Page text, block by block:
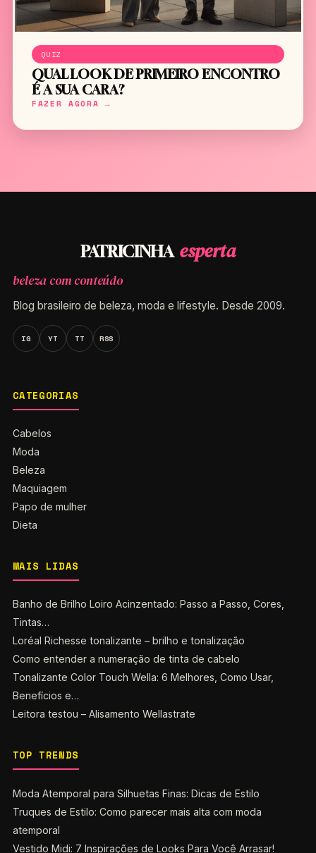
QUIZ
QUAL LOOK DE PRIMEIRO ENCONTRO
É A SUA CARA?
FAZER AGORA →
PATRICINHA esperta
beleza com conteúdo
Blog brasileiro de beleza, moda e lifestyle. Desde 2009.
IG YT TT RSS
CATEGORIAS
Cabelos
Moda
Beleza
Maquiagem
Papo de mulher
Dieta
MAIS LIDAS
Banho de Brilho Loiro Acinzentado: Passo a Passo, Cores,
Tintas…
Loréal Richesse tonalizante – brilho e tonalização
Como entender a numeração de tinta de cabelo
Tonalizante Color Touch Wella: 6 Melhores, Como Usar,
Benefícios e…
Leitora testou – Alisamento Wellastrate
TOP TRENDS
Moda Atemporal para Silhuetas Finas: Dicas de Estilo
Truques de Estilo: Como parecer mais alta com moda
atemporal
Vestido Midi: 7 Inspirações de Looks Para Você Arrasar!